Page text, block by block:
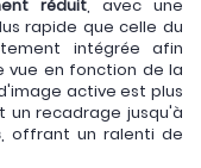
réduit , avec une
rapide que celle du
intégrée afin
vue en fonction de la
active est plus
un recadrage jusqu'à
, offrant un ralenti de